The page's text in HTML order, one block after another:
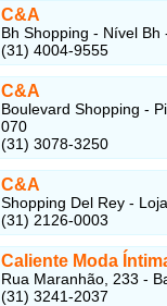
C&A
Bh Shopping - Nível
(31) 4004-9555
C&A
Boulevard Shopping -
070
(31) 3078-3250
C&A
Shopping Del Rey -
(31) 2126-0003
Caliente Moda
Rua Maranhão, 233 -
(31) 3241-2037